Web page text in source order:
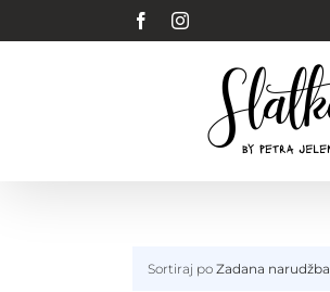
to
FacebookInstagram
Sortiraj po Zadana narudžba